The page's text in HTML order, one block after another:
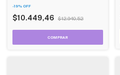
-19% OFF
$10.449,46 $12.940,52